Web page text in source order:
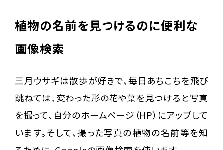
植物の名前を見つけるのに便利な
画像検索
三月ウサギは散歩が好きで、毎日あちこちを飛び
跳ねては、変わった形の花や葉を見つけると写真
を撮って、自分のホームページ（HP）にアップして
います。そして、撮った写真の植物の名前等を知